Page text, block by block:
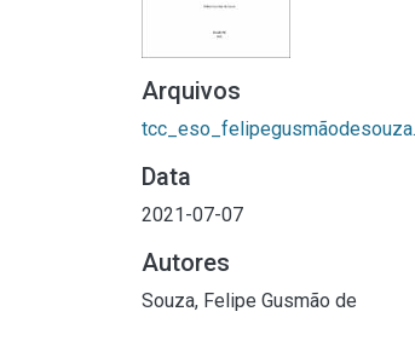
Arquivos
Data
2021-07-07
Autores
Souza, Felipe Gusmão de